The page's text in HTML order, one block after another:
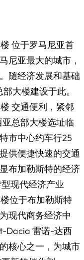
位于罗马尼亚首
尼亚最大的城市，
随经济发展和基础
大楼建设于此。
交通便利，紧邻
总部大楼选址临
市中心约车行25
供便捷快速的交通
布加勒斯特的经济
现代经济产业
位于布加勒斯特
现代商务经济中
Dacia 雷诺-达西
核心之一，为城市